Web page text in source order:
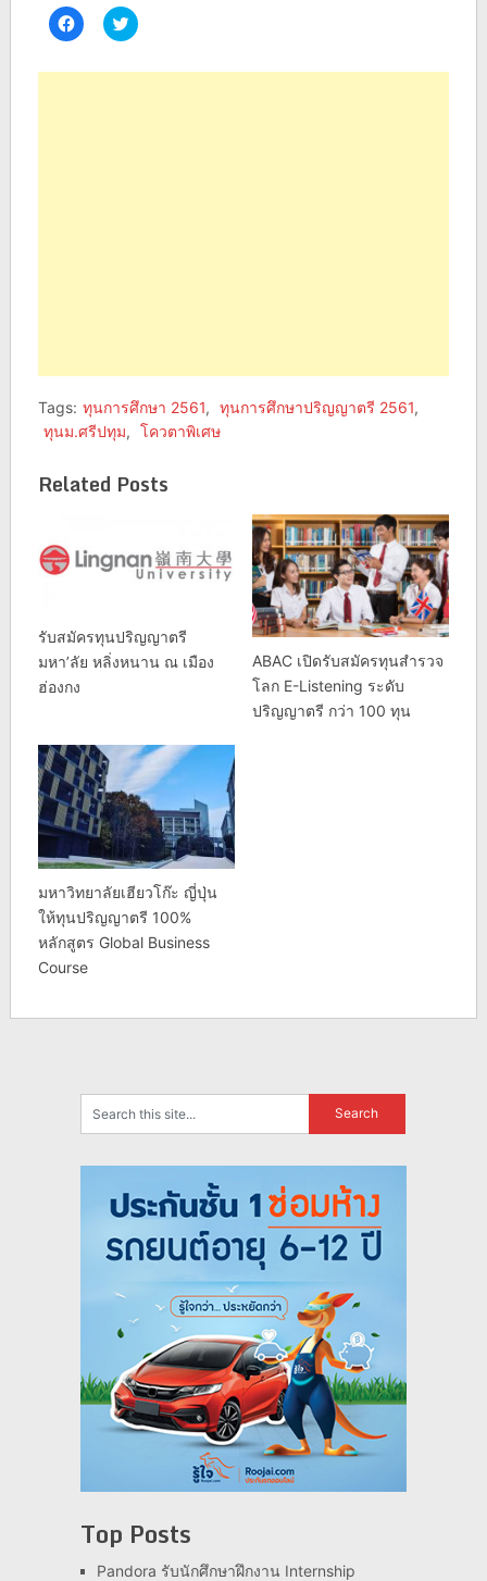
Click
to
Facebook
Click
to
Twitter
Tags: ทุนการศึกษา 2561, ทุนการศึกษาปริญญาตรี 2561,
ทุนม.ศรีปทุม, โควตาพิเศษ
Related Posts
รับสมัครทุนปริญญาตรี
มหา’ลัย หลิ่งหนาน ณ เมือง
ฮ่องกง
ABAC เปิดรับสมัครทุนสำรวจ
โลก E-Listening ระดับ
ปริญญาตรี กว่า 100 ทุน
มหาวิทยาลัยเฮียวโก๊ะ ญี่ปุ่น
ให้ทุนปริญญาตรี 100%
หลักสูตร Global Business
Course
Top Posts
Pandora รับนักศึกษาฝึกงาน Internship